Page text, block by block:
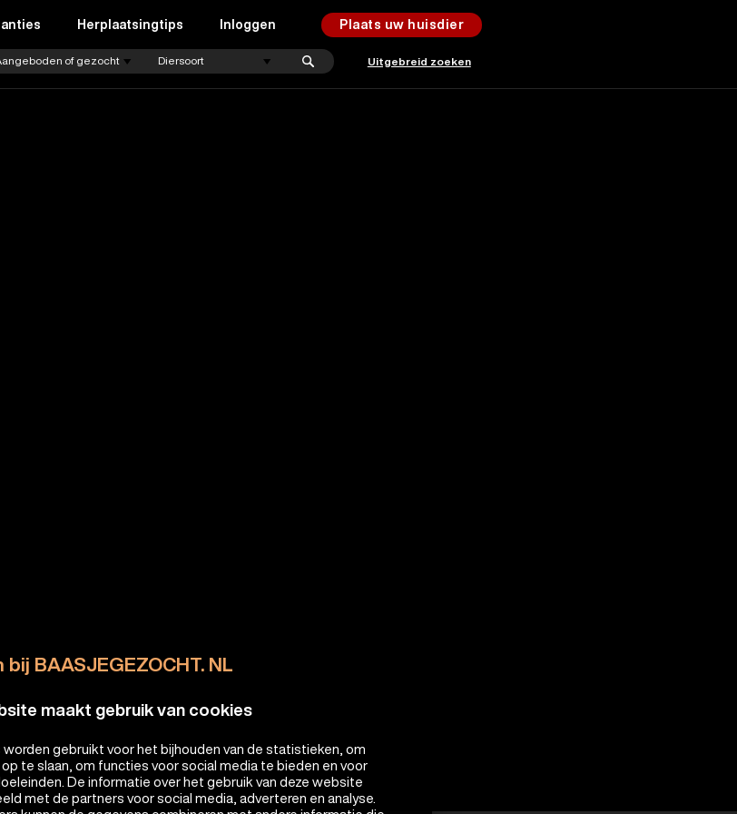
bij BAASJEGEZOCHT. NL
maakt gebruik van cookies
worden gebruikt voor het bijhouden van de statistieken, om
te slaan, om functies voor social media te bieden en voor
De informatie over het gebruik van deze website
met de partners voor social media, adverteren en analyse.
Herplaatsingtips Inloggen Plaats uw huisdier
Uitgebreid zoeken